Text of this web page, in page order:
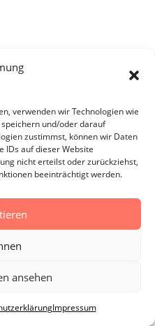
verwenden wir Technologien wie
und/oder darauf
zustimmst, können wir Daten
IDs auf dieser Website
nicht erteilst oder zurückziehst,
beeinträchtigt werden.
ansehen
Impressum